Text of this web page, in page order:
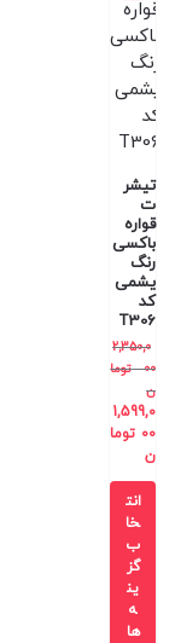
تیشر
ت
قواره
باکسی
رنگ
یشمی
کد
T306
2,350,0
00
توما
ن
1,599,0
00 توما
ن
انت
خا
ب
گز
ین
ه
ها